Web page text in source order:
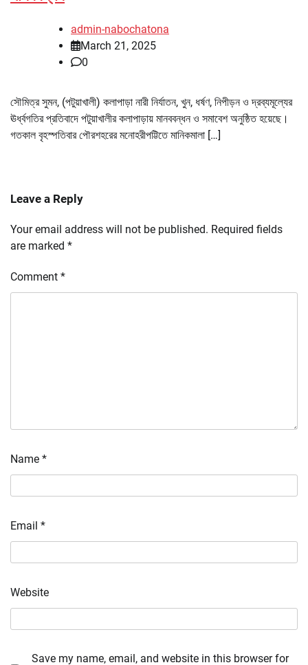
admin-nabochatona
March 21, 2025
0
সৌমিত্র সুমন, (পটুয়াখালী) কলাপাড়া নারী নির্যাতন, খুন, ধর্ষণ, নিপীড়ন ও দ্রব্যমূল্যের
ঊর্ধ্বগতির প্রতিবাদে পটুয়াখালীর কলাপাড়ায় মানববন্ধন ও সমাবেশ অনুষ্ঠিত হয়েছে।
গতকাল বৃহস্পতিবার পৌরশহরের মনোহরীপট্টিতে মানিকমালা […]
Leave a Reply
Your email address will not be published. Required fields
are marked *
Comment *
Name *
Email *
Website
Save my name, email, and website in this browser for